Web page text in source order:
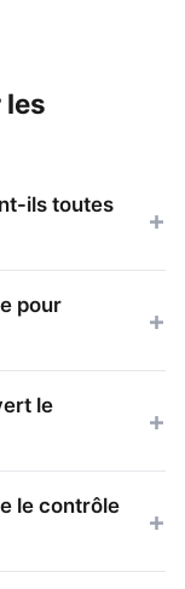
les
ils toutes
pour
le
le contrôle